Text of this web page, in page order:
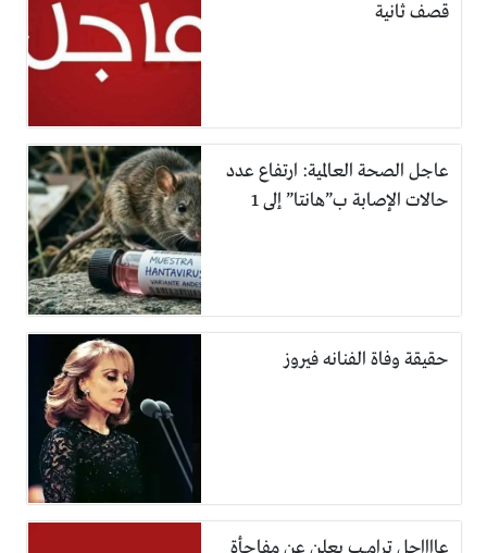
قصف ثانية
عاجل الصحة العالمية: ارتفاع عدد
حالات الإصابة ب”هانتا” إلى 1
حقيقة وفاة الفنانه فيروز
عااااجل ترامـ.ـب يعلن عن مفاجأة